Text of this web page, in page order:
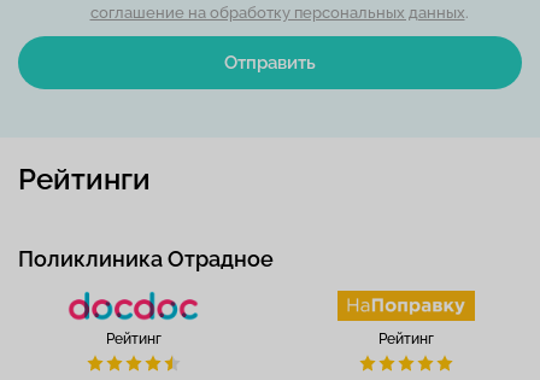
Отправить
соглашение на обработку персональных данных.
Рейтинги
Поликлиника Отрадное
Рейтинг Рейтинг